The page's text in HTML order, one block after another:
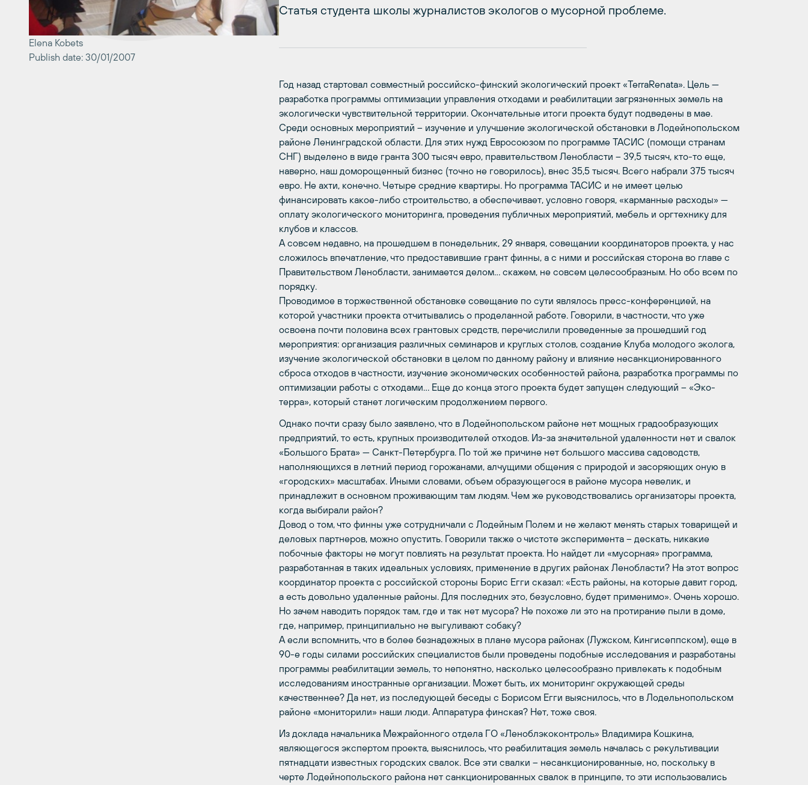
Elena Kobets
Publish date: 30/01/2007
Статья студента школы журналистов экологов о мусорной проблеме.
Год назад стартовал совместный российско-финский экологический проект «TerraRenata». Цель —
разработка программы оптимизации управления отходами и реабилитации загрязненных земель на
экологически чувствительной территории. Окончательные итоги проекта будут подведены в мае.
Среди основных мероприятий – изучение и улучшение экологической обстановки в Лодейнопольском
районе Ленинградской области. Для этих нужд Евросоюзом по программе ТАСИС (помощи странам
СНГ) выделено в виде гранта 300 тысяч евро, правительством Ленобласти – 39,5 тысяч, кто-то еще,
наверно, наш доморощенный бизнес (точно не говорилось), внес 35,5 тысяч. Всего набрали 375 тысяч
евро. Не ахти, конечно. Четыре средние квартиры. Но программа ТАСИС и не имеет целью
финансировать какое-либо строительство, а обеспечивает, условно говоря, «карманные расходы» —
оплату экологического мониторинга, проведения публичных мероприятий, мебель и оргтехнику для
клубов и классов.
А совсем недавно, на прошедшем в понедельник, 29 января, совещании координаторов проекта, у нас
сложилось впечатление, что предоставившие грант финны, а с ними и российская сторона во главе с
Правительством Ленобласти, занимается делом… скажем, не совсем целесообразным. Но обо всем по
порядку.
Проводимое в торжественной обстановке совещание по сути являлось пресс-конференцией, на
которой участники проекта отчитывались о проделанной работе. Говорили, в частности, что уже
освоена почти половина всех грантовых средств, перечислили проведенные за прошедший год
мероприятия: организация различных семинаров и круглых столов, создание Клуба молодого эколога,
изучение экологической обстановки в целом по данному району и влияние несанкционированного
сброса отходов в частности, изучение экономических особенностей района, разработка программы по
оптимизации работы с отходами… Еще до конца этого проекта будет запущен следующий – «Эко-
терра», который станет логическим продолжением первого.
Однако почти сразу было заявлено, что в Лодейнопольском районе нет мощных градообразующих
предприятий, то есть, крупных производителей отходов. Из-за значительной удаленности нет и свалок
«Большого Брата» — Санкт-Петербурга. По той же причине нет большого массива садоводств,
наполняющихся в летний период горожанами, алчущими общения с природой и засоряющих оную в
«городских» масштабах. Иными словами, объем образующегося в районе мусора невелик, и
принадлежит в основном проживающим там людям. Чем же руководствовались организаторы проекта,
когда выбирали район?
Довод о том, что финны уже сотрудничали с Лодейным Полем и не желают менять старых товарищей и
деловых партнеров, можно опустить. Говорили также о чистоте эксперимента – дескать, никакие
побочные факторы не могут повлиять на результат проекта. Но найдет ли «мусорная» программа,
разработанная в таких идеальных условиях, применение в других районах Ленобласти? На этот вопрос
координатор проекта с российской стороны Борис Егги сказал: «Есть районы, на которые давит город,
а есть довольно удаленные районы. Для последних это, безусловно, будет применимо». Очень хорошо.
Но зачем наводить порядок там, где и так нет мусора? Не похоже ли это на протирание пыли в доме,
где, например, принципиально не выгуливают собаку?
А если вспомнить, что в более безнадежных в плане мусора районах (Лужском, Кингисеппском), еще в
90-е годы силами российских специалистов были проведены подобные исследования и разработаны
программы реабилитации земель, то непонятно, насколько целесообразно привлекать к подобным
исследованиям иностранные организации. Может быть, их мониторинг окружающей среды
качественнее? Да нет, из последующей беседы с Борисом Егги выяснилось, что в Лодельнопольском
районе «мониторили» наши люди. Аппаратура финская? Нет, тоже своя.
Из доклада начальника Межрайонного отдела ГО «Леноблэкоконтроль» Владимира Кошкина,
являющегося экспертом проекта, выяснилось, что реабилитация земель началась с рекультивации
пятнадцати известных городских свалок. Все эти свалки – несанкционированные, но, поскольку в
черте Лодейнопольского района нет санкционированных свалок в принципе, то эти использовались